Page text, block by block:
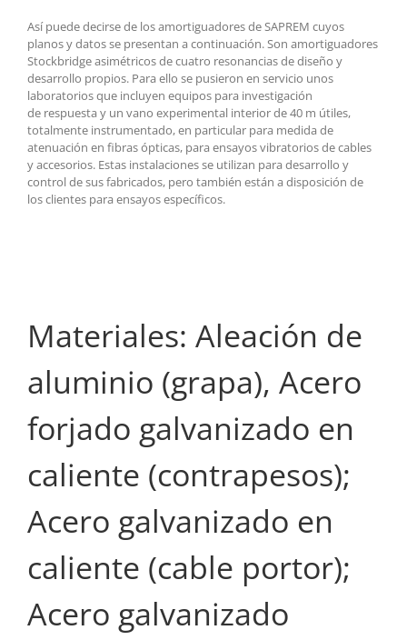
Así puede decirse de los amortiguadores de SAPREM cuyos
planos y datos se presentan a continuación. Son amortiguadores
Stockbridge asimétricos de cuatro resonancias de diseño y
desarrollo propios. Para ello se pusieron en servicio unos
laboratorios que incluyen equipos para investigación
de respuesta y un vano experimental interior de 40 m útiles,
totalmente instrumentado, en particular para medida de
atenuación en fibras ópticas, para ensayos vibratorios de cables
y accesorios. Estas instalaciones se utilizan para desarrollo y
control de sus fabricados, pero también están a disposición de
los clientes para ensayos específicos.
Materiales: Aleación de
aluminio (grapa), Acero
forjado galvanizado en
caliente (contrapesos);
Acero galvanizado en
caliente (cable portor);
Acero galvanizado